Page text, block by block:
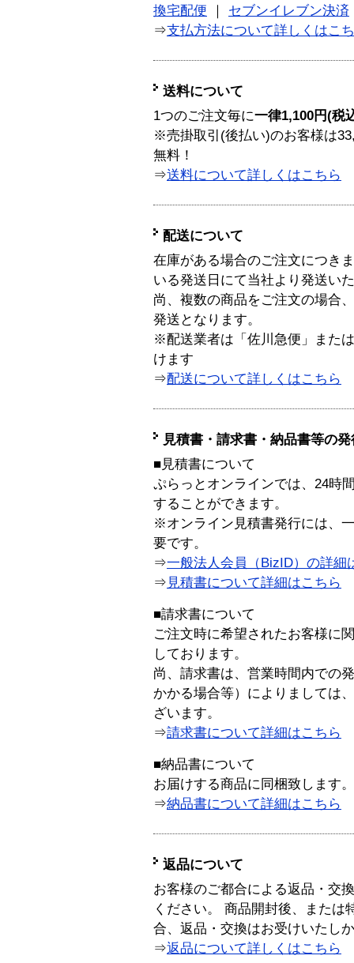
換宅配便
セブンイレブン決済
⇒支払方法について詳しくはこ
送料について
1つのご注文毎に一律1,100円(税
※売掛取引(後払い)のお客様は
無料！
⇒送料について詳しくはこちら
配送について
在庫がある場合のご注文につき
いる発送日にて当社より発送い
尚、複数の商品をご注文の場合
発送となります。
※配送業者は「佐川急便」また
けます
⇒配送について詳しくはこちら
見積書・請求書・納品書等の
■見積書について
ぷらっとオンラインでは、24時
することができます。
※オンライン見積書発行には、
要です。
⇒一般法人会員（BizID）の詳細
⇒ 見積書について詳細はこちら
■請求書について
ご注文時に希望されたお客様に
しております。
尚、請求書は、営業時間内での
かかる場合等）によりましては
ざいます。
⇒請求書について詳細はこちら
■納品書について
お届けする商品に同梱致します。
⇒納品書について詳細はこちら
返品について
お客様のご都合による返品・交
ください。 商品開封後、または
合、返品・交換はお受けいたし
⇒返品について詳しくはこちら